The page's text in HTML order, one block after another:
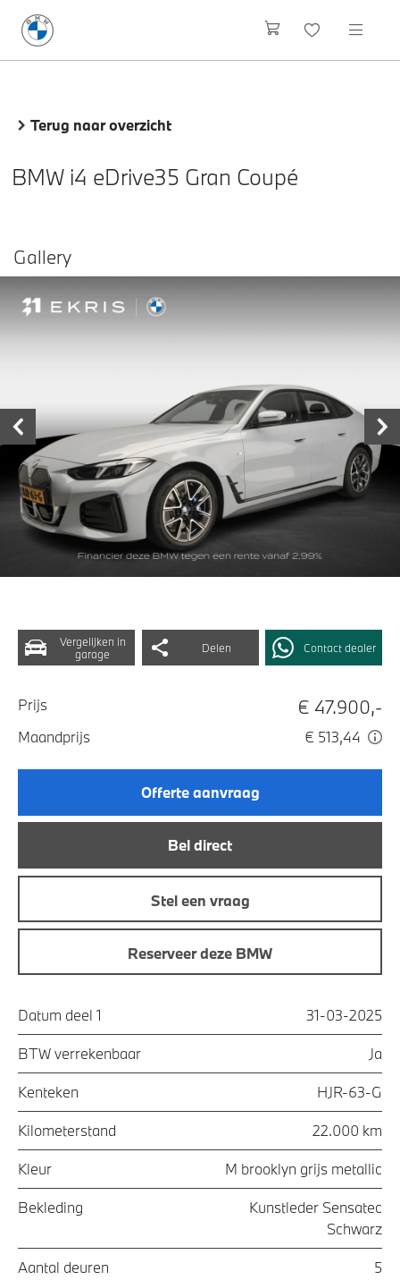
Terug naar overzicht
BMW i4 eDrive35 Gran Coupé
Vergelijken in
garage
Delen Contact dealer
Prijs € 47.900,-
Maandprijs € 513,44
Offerte aanvraag
Bel direct
Stel een vraag
Reserveer deze BMW
Datum deel 1 31-03-2025
BTW verrekenbaar Ja
Kenteken HJR-63-G
Kilometerstand 22.000 km
Kleur M brooklyn grijs metallic
Bekleding
Kunstleder Sensatec
Schwarz
Aantal deuren 5
Gallery